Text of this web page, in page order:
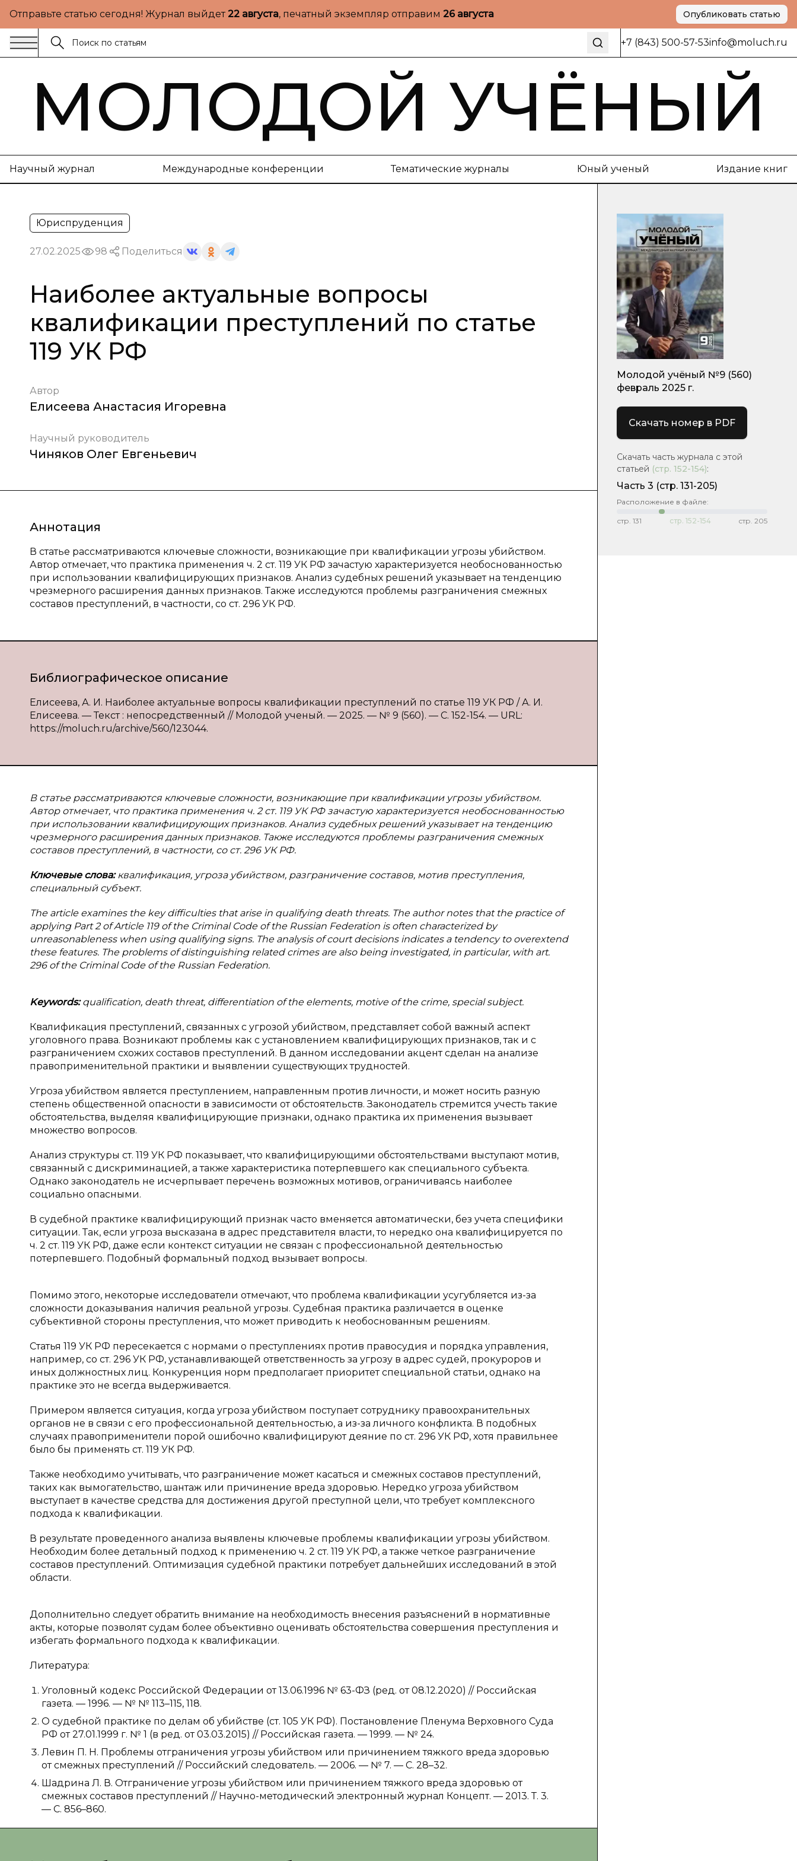
Отправьте статью сегодня! Журнал выйдет22 августа, печатный экземпляр отправим 26 августа Опубликовать статью
+7 (843) 500-57-53info@moluch.ru
МОЛОДОЙ УЧЁНЫЙ
Научный журнал Международные конференции Тематические журналы Юный ученый Издание книг
Юриспруденция
27.02.2025 98 Поделиться
Наиболее актуальные вопросы
квалификации преступлений по статье
119 УК РФ
Автор
Елисеева Анастасия Игоревна
Научный руководитель
Чиняков Олег Евгеньевич
Аннотация
В статье рассматриваются ключевые сложности, возникающие при квалификации угрозы убийством.
Автор отмечает, что практика применения ч. 2 ст. 119 УК РФ зачастую характеризуется необоснованностью
при использовании квалифицирующих признаков. Анализ судебных решений указывает на тенденцию
чрезмерного расширения данных признаков. Также исследуются проблемы разграничения смежных
составов преступлений, в частности, со ст. 296 УК РФ.
Библиографическое описание
Елисеева, А. И. Наиболее актуальные вопросы квалификации преступлений по статье 119 УК РФ / А. И.
Елисеева. — Текст : непосредственный // Молодой ученый. — 2025. — № 9 (560). — С. 152-154. — URL:
https://moluch.ru/archive/560/123044.
В статье рассматриваются ключевые сложности, возникающие при квалификации угрозы убийством.
Автор отмечает, что практика применения ч. 2 ст. 119 УК РФ зачастую характеризуется необоснованностью
при использовании квалифицирующих признаков. Анализ судебных решений указывает на тенденцию
чрезмерного расширения данных признаков. Также исследуются проблемы разграничения смежных
составов преступлений, в частности, со ст. 296 УК РФ.
Ключевые слова:квалификация, угроза убийством, разграничение составов, мотив преступления,
специальный субъект.
The article examines the key difficulties that arise in qualifying death threats. The author notes that the practice of
applying Part 2 of Article 119 of the Criminal Code of the Russian Federation is often characterized by
unreasonableness when using qualifying signs. The analysis of court decisions indicates a tendency to overextend
these features. The problems of distinguishing related crimes are also being investigated, in particular, with art.
296 of the Criminal Code of the Russian Federation.
Keywords:qualification, death threat, differentiation of the elements, motive of the crime, special subject.
Квалификация преступлений, связанных с угрозой убийством, представляет собой важный аспект
уголовного права. Возникают проблемы как с установлением квалифицирующих признаков, так и с
разграничением схожих составов преступлений. В данном исследовании акцент сделан на анализе
правоприменительной практики и выявлении существующих трудностей.
Угроза убийством является преступлением, направленным против личности, и может носить разную
степень общественной опасности в зависимости от обстоятельств. Законодатель стремится учесть такие
обстоятельства, выделяя квалифицирующие признаки, однако практика их применения вызывает
множество вопросов.
Анализ структуры ст. 119 УК РФ показывает, что квалифицирующими обстоятельствами выступают мотив,
связанный с дискриминацией, а также характеристика потерпевшего как специального субъекта.
Однако законодатель не исчерпывает перечень возможных мотивов, ограничиваясь наиболее
социально опасными.
В судебной практике квалифицирующий признак часто вменяется автоматически, без учета специфики
ситуации. Так, если угроза высказана в адрес представителя власти, то нередко она квалифицируется по
ч. 2 ст. 119 УК РФ, даже если контекст ситуации не связан с профессиональной деятельностью
потерпевшего. Подобный формальный подход вызывает вопросы.
Помимо этого, некоторые исследователи отмечают, что проблема квалификации усугубляется из-за
сложности доказывания наличия реальной угрозы. Судебная практика различается в оценке
субъективной стороны преступления, что может приводить к необоснованным решениям.
Статья 119 УК РФ пересекается с нормами о преступлениях против правосудия и порядка управления,
например, со ст. 296 УК РФ, устанавливающей ответственность за угрозу в адрес судей, прокуроров и
иных должностных лиц. Конкуренция норм предполагает приоритет специальной статьи, однако на
практике это не всегда выдерживается.
Примером является ситуация, когда угроза убийством поступает сотруднику правоохранительных
органов не в связи с его профессиональной деятельностью, а из-за личного конфликта. В подобных
случаях правоприменители порой ошибочно квалифицируют деяние по ст. 296 УК РФ, хотя правильнее
было бы применять ст. 119 УК РФ.
Также необходимо учитывать, что разграничение может касаться и смежных составов преступлений,
таких как вымогательство, шантаж или причинение вреда здоровью. Нередко угроза убийством
выступает в качестве средства для достижения другой преступной цели, что требует комплексного
подхода к квалификации.
В результате проведенного анализа выявлены ключевые проблемы квалификации угрозы убийством.
Необходим более детальный подход к применению ч. 2 ст. 119 УК РФ, а также четкое разграничение
составов преступлений. Оптимизация судебной практики потребует дальнейших исследований в этой
области.
Дополнительно следует обратить внимание на необходимость внесения разъяснений в нормативные
акты, которые позволят судам более объективно оценивать обстоятельства совершения преступления и
избегать формального подхода к квалификации.
Литература:
Уголовный кодекс Российской Федерации от 13.06.1996 № 63-ФЗ (ред. от 08.12.2020) // Российская
газета. — 1996. — № № 113–115, 118.
О судебной практике по делам об убийстве (ст. 105 УК РФ). Постановление Пленума Верховного Суда
РФ от 27.01.1999 г. № 1 (в ред. от 03.03.2015) // Российская газета. — 1999. — № 24.
Левин П. Н. Проблемы отграничения угрозы убийством или причинением тяжкого вреда здоровью
от смежных преступлений // Российский следователь. — 2006. — № 7. — С. 28–32.
Шадрина Л. В. Отграничение угрозы убийством или причинением тяжкого вреда здоровью от
смежных составов преступлений // Научно-методический электронный журнал Концепт. — 2013. Т. 3.
— С. 856–860.
Молодой учёный №9 (560)
февраль 2025 г.
Скачать номер в PDF
Скачать часть журнала с этой
статьей (стр. 152-154):
Часть 3 (стр. 131-205)
Расположение в файле:
стр. 131 стр. 152-154 стр. 205